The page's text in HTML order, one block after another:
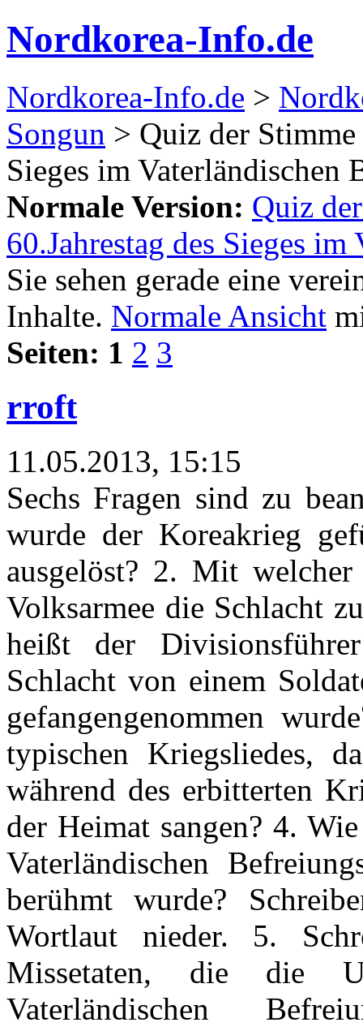
Nordkorea-Info.de
Nordkorea-Info.de >
Songun > Quiz der Stimme
Sieges im Vaterländischen
Normale Version: Quiz
60.Jahrestag des Sieges
Sie sehen gerade eine
Inhalte. Normale Ansicht
Seiten: 1 2 3
rroft
11.05.2013, 15:15
Sechs Fragen sind zu
wurde der Koreakrieg
ausgelöst? 2. Mit
Volksarmee die Schlacht
heißt der
Schlacht von einem
gefangengenommen
typischen Kriegsliedes,
während des erbitterten
der Heimat sangen? 4.
Vaterländischen
berühmt wurde?
Wortlaut nieder. 5.
Missetaten, die die
Vaterländischen